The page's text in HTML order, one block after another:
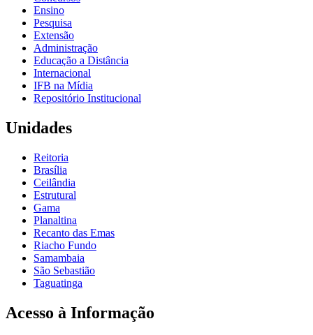
Ensino
Pesquisa
Extensão
Administração
Educação a Distância
Internacional
IFB na Mídia
Repositório Institucional
Unidades
Reitoria
Brasília
Ceilândia
Estrutural
Gama
Planaltina
Recanto das Emas
Riacho Fundo
Samambaia
São Sebastião
Taguatinga
Acesso à Informação